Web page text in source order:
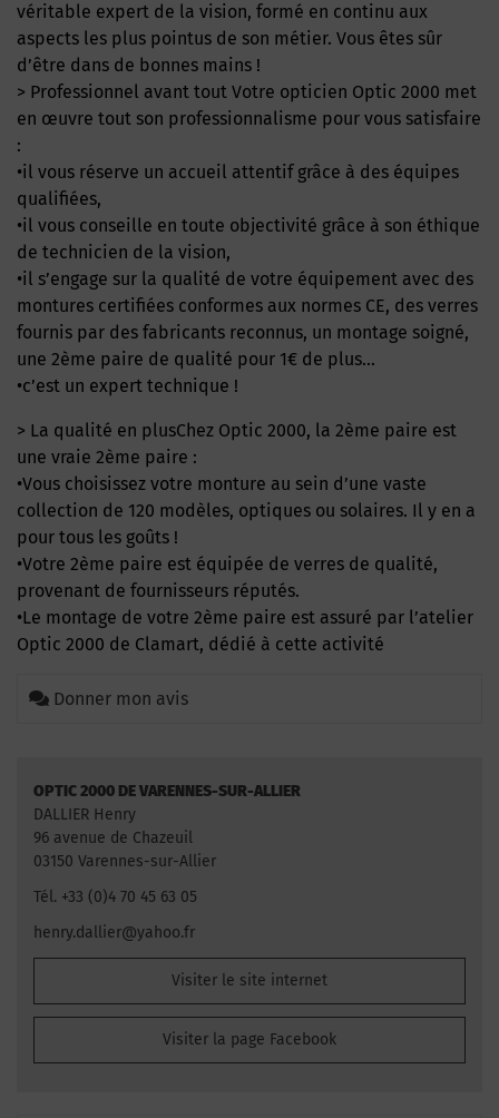
véritable expert de la vision, formé en continu aux
aspects les plus pointus de son métier. Vous êtes sûr
d’être dans de bonnes mains !
> Professionnel avant tout Votre opticien Optic 2000 met
en œuvre tout son professionnalisme pour vous satisfaire
:
•il vous réserve un accueil attentif grâce à des équipes
qualifiées,
•il vous conseille en toute objectivité grâce à son éthique
de technicien de la vision,
•il s’engage sur la qualité de votre équipement avec des
montures certifiées conformes aux normes CE, des verres
fournis par des fabricants reconnus, un montage soigné,
une 2ème paire de qualité pour 1€ de plus…
•c’est un expert technique !
> La qualité en plusChez Optic 2000, la 2ème paire est
une vraie 2ème paire :
•Vous choisissez votre monture au sein d’une vaste
collection de 120 modèles, optiques ou solaires. Il y en a
pour tous les goûts !
•Votre 2ème paire est équipée de verres de qualité,
provenant de fournisseurs réputés.
•Le montage de votre 2ème paire est assuré par l’atelier
Optic 2000 de Clamart, dédié à cette activité
Donner mon avis
OPTIC 2000 DE VARENNES-SUR-ALLIER
DALLIER Henry
96 avenue de Chazeuil
03150 Varennes-sur-Allier
Tél. +33 (0)4 70 45 63 05
henry.dallier@yahoo.fr
Visiter le site internet
Visiter la page Facebook